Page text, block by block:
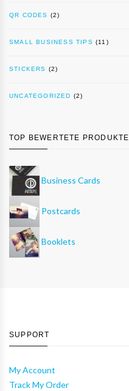
QR CODES (2)
SMALL BUSINESS TIPS (11)
STICKERS (2)
UNCATEGORIZED (2)
TOP BEWERTETE PRODUKTE
Business Cards
Postcards
Booklets
SUPPORT
My Account
Track My Order